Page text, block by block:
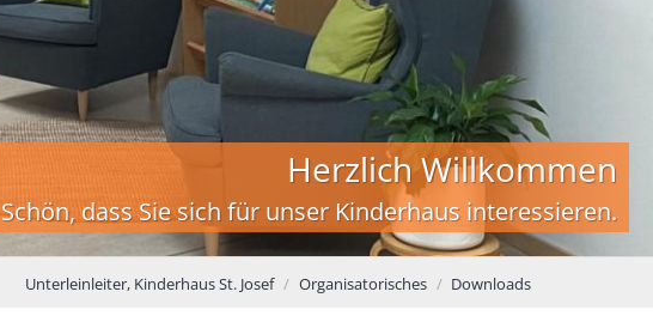
Herzlich Willkommen
Schön, dass Sie sich für unser Kinderhaus interessieren.
Unterleinleiter, Kinderhaus St. Josef Organisatorisches Downloads